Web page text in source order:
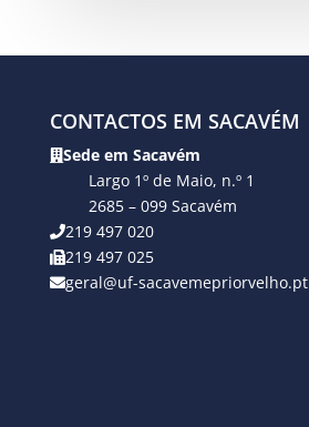
CONTACTOS EM SACAVÉM
Sede em Sacavém
Largo 1º de Maio, n.º 1
2685 – 099 Sacavém
219 497 020
219 497 025
geral@uf-sacavemepriorvelho.pt